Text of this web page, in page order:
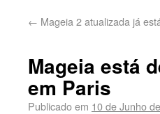
← Mageia 2 atualizada já
Mageia está
em Paris
Publicado em 10 de Junho